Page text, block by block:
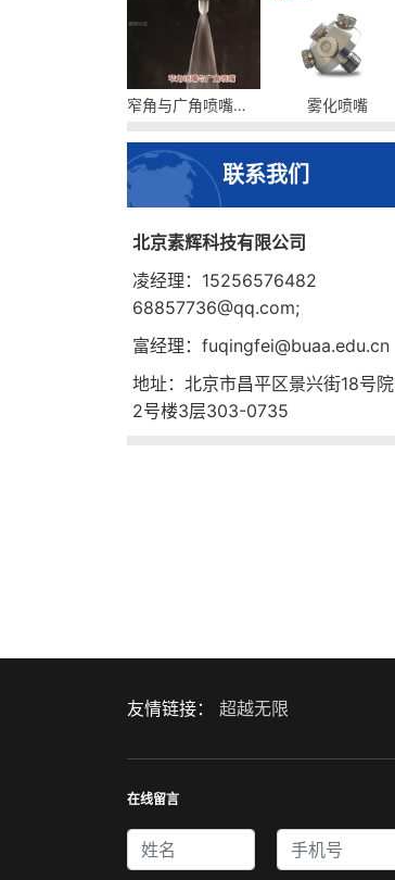
窄角与广角喷嘴的区别 雾化喷嘴
联系我们
北京素辉科技有限公司
凌经理：15256576482
68857736@qq.com;
富经理：fuqingfei@buaa.edu.cn
地址：北京市昌平区景兴街18号院
2号楼3层303-0735
友情链接： 超越无限
在线留言